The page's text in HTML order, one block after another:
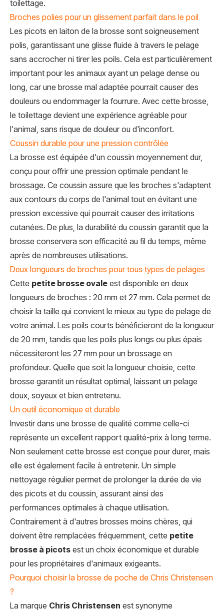
toilettage.
Broches polies pour un glissement parfait dans le poil
Les picots en laiton de la brosse sont soigneusement
polis, garantissant une glisse fluide à travers le pelage
sans accrocher ni tirer les poils. Cela est particulièrement
important pour les animaux ayant un pelage dense ou
long, car une brosse mal adaptée pourrait causer des
douleurs ou endommager la fourrure. Avec cette brosse,
le toilettage devient une expérience agréable pour
l'animal, sans risque de douleur ou d'inconfort.
Coussin durable pour une pression contrôlée
La brosse est équipée d'un coussin moyennement dur,
conçu pour offrir une pression optimale pendant le
brossage. Ce coussin assure que les broches s'adaptent
aux contours du corps de l'animal tout en évitant une
pression excessive qui pourrait causer des irritations
cutanées. De plus, la durabilité du coussin garantit que la
brosse conservera son efficacité au fil du temps, même
après de nombreuses utilisations.
Deux longueurs de broches pour tous types de pelages
Cette petite brosse ovale est disponible en deux
longueurs de broches : 20 mm et 27 mm. Cela permet de
choisir la taille qui convient le mieux au type de pelage de
votre animal. Les poils courts bénéficieront de la longueur
de 20 mm, tandis que les poils plus longs ou plus épais
nécessiteront les 27 mm pour un brossage en
profondeur. Quelle que soit la longueur choisie, cette
brosse garantit un résultat optimal, laissant un pelage
doux, soyeux et bien entretenu.
Un outil économique et durable
Investir dans une brosse de qualité comme celle-ci
représente un excellent rapport qualité-prix à long terme.
Non seulement cette brosse est conçue pour durer, mais
elle est également facile à entretenir. Un simple
nettoyage régulier permet de prolonger la durée de vie
des picots et du coussin, assurant ainsi des
performances optimales à chaque utilisation.
Contrairement à d'autres brosses moins chères, qui
doivent être remplacées fréquemment, cette petite
brosse à picots est un choix économique et durable
pour les propriétaires d'animaux exigeants.
Pourquoi choisir la brosse de poche de Chris Christensen
?
La marque Chris Christensen est synonyme